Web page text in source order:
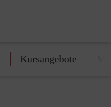
Kursangebote